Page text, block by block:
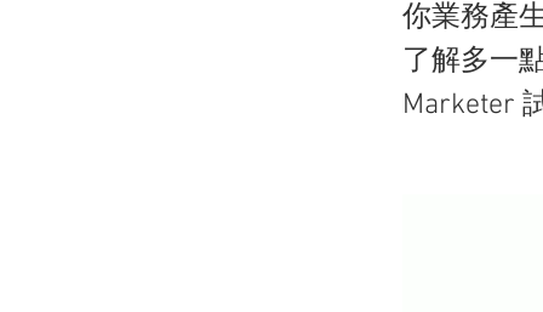
你業務產
了解多一
Marketer